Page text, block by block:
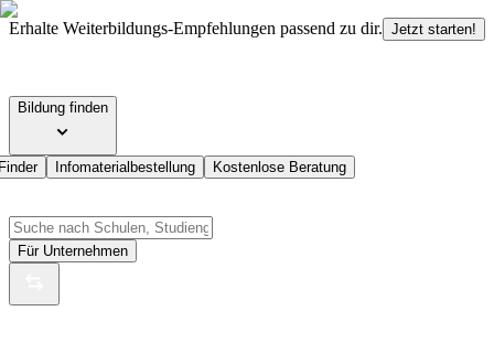
Erhalte Weiterbildungs-Empfehlungen passend zu dir. Jetzt starten!
Bildung finden
Infomaterialbestellung Kostenlose Beratung
Für Unternehmen